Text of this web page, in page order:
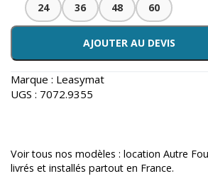
24 36 48 60
AJOUTER AU DEVIS
Marque : Leasymat
UGS : 7072.9355
Voir tous nos modèles : location Autre
livrés et installés partout en France.